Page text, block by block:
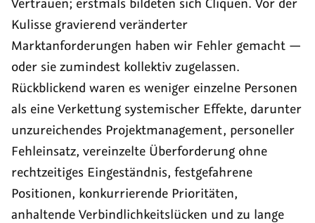
Kulisse gravierend veränderter
Marktanforderungen haben wir Fehler gemacht —
oder sie zumindest kollektiv zugelassen.
Rückblickend waren es weniger einzelne Personen
als eine Verkettung systemischer Effekte, darunter
unzureichendes Projektmanagement, personeller
Fehleinsatz, vereinzelte Überforderung ohne
rechtzeitiges Eingeständnis, festgefahrene
Positionen, konkurrierende Prioritäten,
anhaltende Verbindlichkeitslücken und zu lange